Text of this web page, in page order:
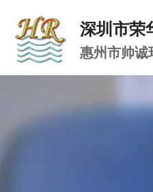
深圳市荣
惠州市帅诚